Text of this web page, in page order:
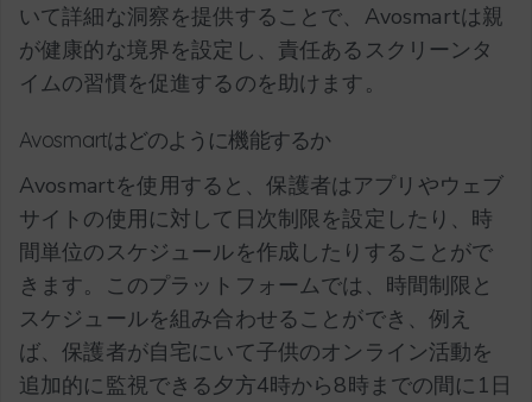
いて詳細な洞察を提供することで、Avosmartは親
が健康的な境界を設定し、責任あるスクリーンタ
イムの習慣を促進するのを助けます。
Avosmartはどのように機能するか
Avosmartを使用すると、保護者はアプリやウェブ
サイトの使用に対して日次制限を設定したり、時
間単位のスケジュールを作成したりすることがで
きます。このプラットフォームでは、時間制限と
スケジュールを組み合わせることができ、例え
ば、保護者が自宅にいて子供のオンライン活動を
追加的に監視できる夕方4時から8時までの間に1日